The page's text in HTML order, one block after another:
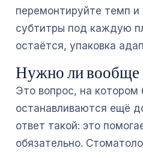
перемонтируйте темп и
субтитры под каждую
остаётся, упаковка
Нужно ли вообще
Это вопрос, на котором
останавливаются ещё
ответ такой: это
обязательно.